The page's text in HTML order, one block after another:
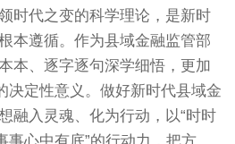
时代之变的科学理论，是新时
本遵循。作为县域金融监管部
本、逐字逐句深学细悟，更加
决定性意义。做好新时代县域金
融入灵魂、化为行动，以“时时
事心中有底”的行动力，把方